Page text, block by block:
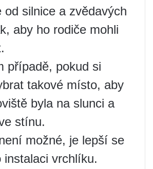
od silnice a zvědavých
aby ho rodiče mohli
případě, pokud si
takové místo, aby
byla na slunci a
stínu.
možné, je lepší se
instalaci vrchlíku.